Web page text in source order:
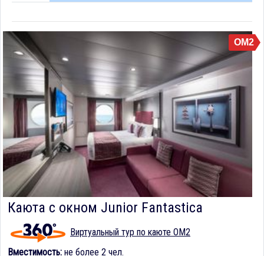
OM2
Каюта с окном Junior Fantastica
Виртуальный тур по каюте OM2
Вместимость: не более 2 чел.